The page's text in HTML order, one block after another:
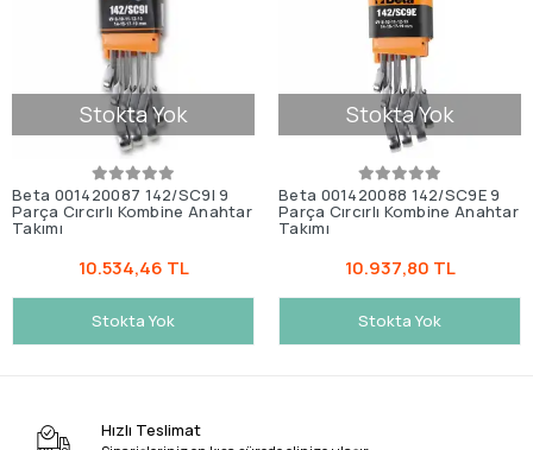
Stokta Yok
Beta 001420087 142/SC9I 9
Parça Cırcırlı Kombine Anahtar
Takımı
10.534,46 TL
Stokta Yok
Stokta Yok
Beta 001420088 142/SC9E 9
Parça Cırcırlı Kombine Anahtar
Takımı
10.937,80 TL
Stokta Yok
Hızlı Teslimat